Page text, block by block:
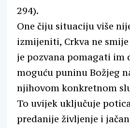
294).
One čiju situaciju više
izmijeniti, Crkva ne
je pozvana pomagati im
moguću puninu Božjeg
njihovom konkretnom
To uvijek uključuje
predanije življenje i